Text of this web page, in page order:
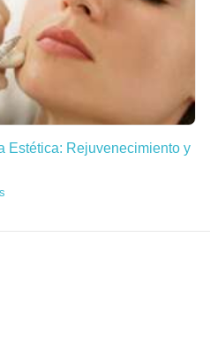
Estética: Rejuvenecimiento y